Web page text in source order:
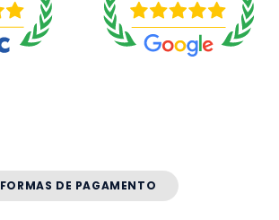
FORMAS DE PAGAMENTO